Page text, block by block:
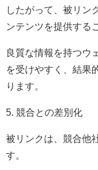
したがって、被リン
ンテンツを提供する
良質な情報を持つウ
を受けやすく、結果
ります。
5. 競合との差別化
被リンクは、競合他
す。